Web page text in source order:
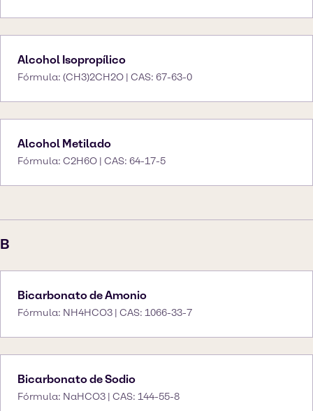
Alcohol Isopropílico
Fórmula: (CH3)2CH2O | CAS: 67-63-0
Alcohol Metilado
Fórmula: C2H6O | CAS: 64-17-5
B
Bicarbonato de Amonio
Fórmula: NH4HCO3 | CAS: 1066-33-7
Bicarbonato de Sodio
Fórmula: NaHCO3 | CAS: 144-55-8